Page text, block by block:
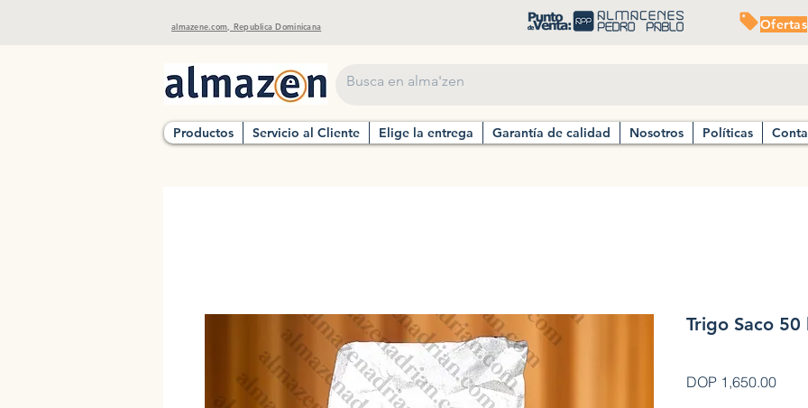
almazene.com, Republica Dominicana Ofertas
Productos Servicio al Cliente Elige la entrega Garantía de calidad Nosotros Políticas
Trigo Saco 50
DOP 1,650.00